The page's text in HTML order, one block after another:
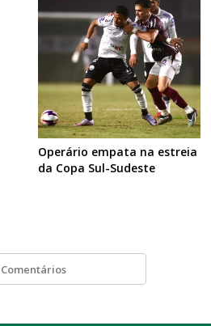
Operário empata na estreia
da Copa Sul-Sudeste
Comentários